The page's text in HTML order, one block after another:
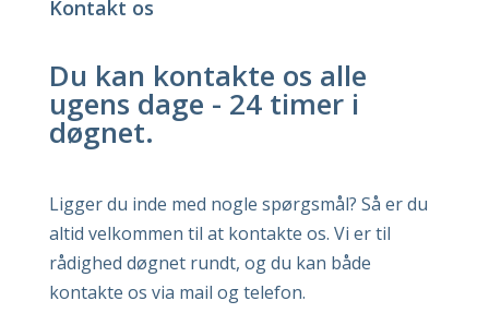
Kontakt os
Du kan kontakte os alle
ugens dage - 24 timer i
døgnet.
Ligger du inde med nogle spørgsmål? Så er du
altid velkommen til at kontakte os. Vi er til
rådighed døgnet rundt, og du kan både
kontakte os via mail og telefon.